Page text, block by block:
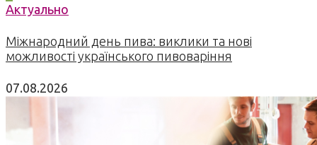
Актуально
Міжнародний день пива: виклики та нові
можливості українського пивоваріння
07.08.2026